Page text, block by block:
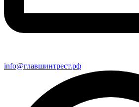
info@главшинтрест.рф